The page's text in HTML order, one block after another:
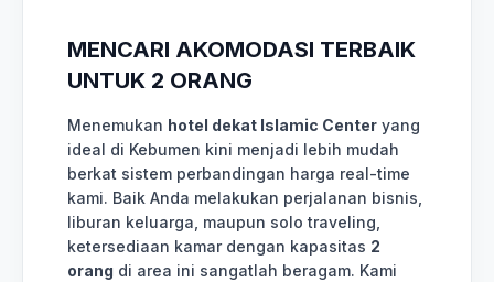
MENCARI AKOMODASI TERBAIK
UNTUK 2 ORANG
Menemukan hotel dekat Islamic Center yang
ideal di Kebumen kini menjadi lebih mudah
berkat sistem perbandingan harga real-time
kami. Baik Anda melakukan perjalanan bisnis,
liburan keluarga, maupun solo traveling,
ketersediaan kamar dengan kapasitas 2
orang di area ini sangatlah beragam. Kami